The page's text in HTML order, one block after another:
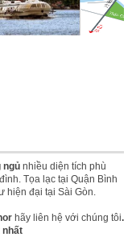
ngủ nhiều diện tích phù
Tọa lạc tại Quận Bình
hiện đại tại Sài Gòn.
hãy liên hệ với chúng tôi.
nhất